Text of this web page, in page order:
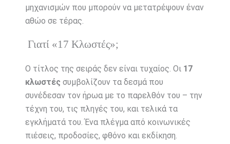
μηχανισμών που μπορούν να μετατρέψουν έναν
αθώο σε τέρας.
Γιατί «17 Κλωστές»;
Ο τίτλος της σειράς δεν είναι τυχαίος. Οι 17
κλωστές συμβολίζουν τα δεσμά που
συνέδεσαν τον ήρωα με το παρελθόν του – την
τέχνη του, τις πληγές του, και τελικά τα
εγκλήματά του. Ένα πλέγμα από κοινωνικές
πιέσεις, προδοσίες, φθόνο και εκδίκηση.